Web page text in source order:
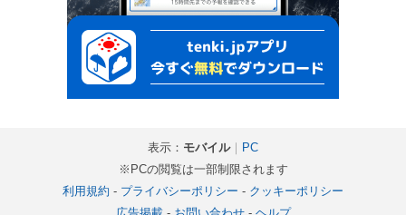
表示： モバイル｜ PC
※PCの閲覧は一部制限されます
利用規約 - プライバシーポリシー - クッキーポリシー